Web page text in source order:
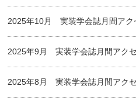
2025年10月 実装学会誌月間アク
2025年9月 実装学会誌月間アク
2025年8月 実装学会誌月間アク